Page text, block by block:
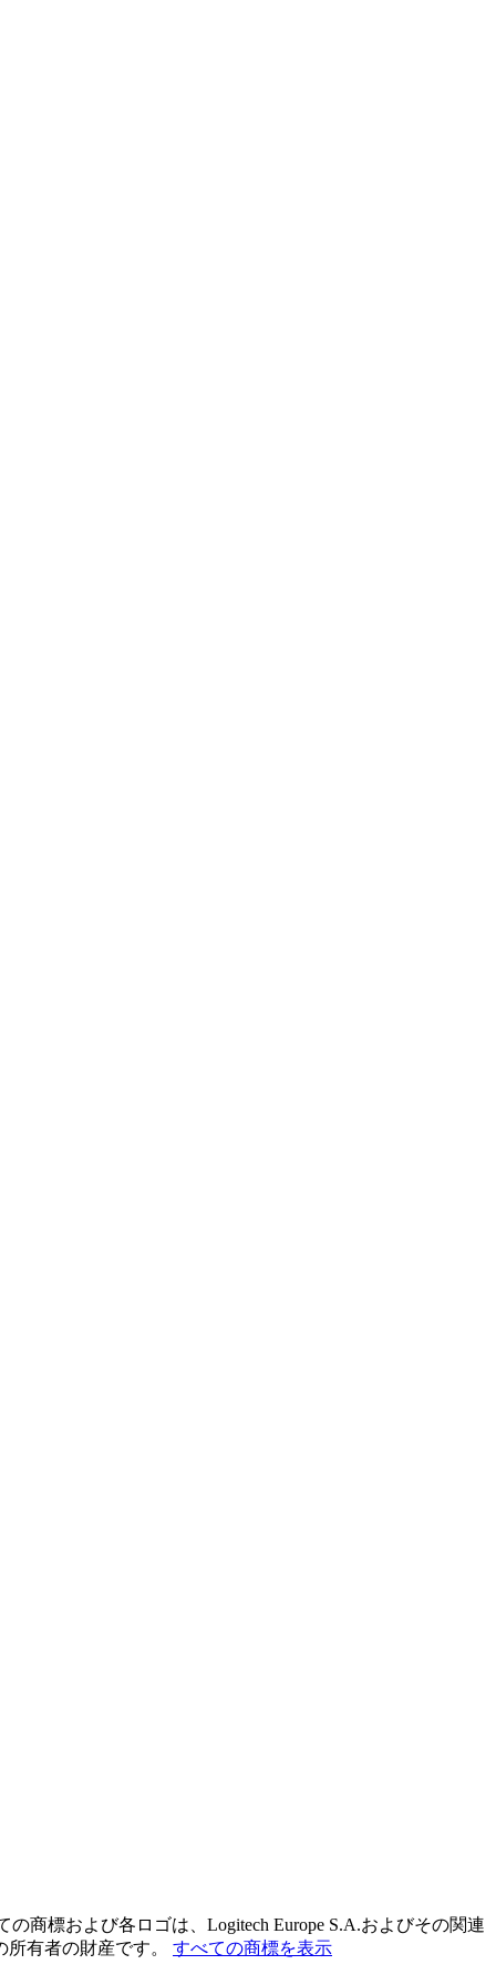
商標および各ロゴは、Logitech Europe S.A.およびその関連
有者の財産です。 すべての商標を表示